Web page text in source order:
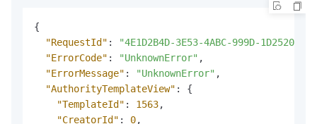
{
"RequestId" :
"4E1D2B4D-3E53-4ABC-999D-
"ErrorCode" : "UnknownError" ,
"ErrorMessage" : "UnknownError" ,
"AuthorityTemplateView" :
{
"TemplateId" : 1563,
"CreatorId" : 0,